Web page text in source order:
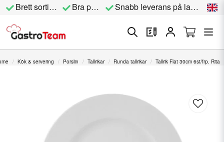
Brett sortiment Bra priser Snabb leverans på lagervara
Kök & servering Porslin Tallrikar Runda tallrikar Tallrik Flat 30cm 6st/frp. Rita